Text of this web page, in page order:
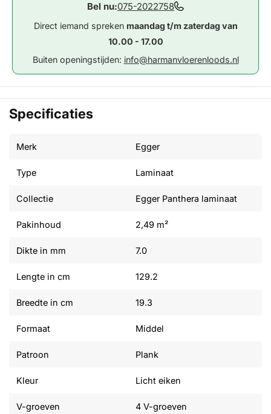
Bel nu:075-2022758
Direct iemand spreken maandag t/m zaterdag van
10.00 - 17.00
Buiten openingstijden: info@harmanvloerenloods.nl
Specificaties
Merk Egger
Type Laminaat
Collectie Egger Panthera laminaat
Pakinhoud 2,49 m²
Dikte in mm 7.0
Lengte in cm 129.2
Breedte in cm 19.3
Formaat Middel
Patroon Plank
Kleur Licht eiken
V-groeven 4 V-groeven